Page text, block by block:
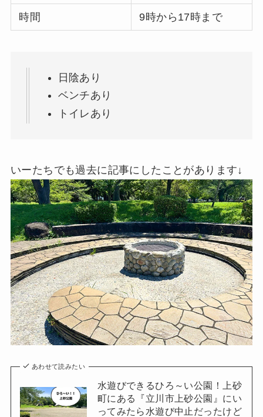
時間 9時から17時まで
日陰あり
ベンチあり
トイレあり
いーたちでも過去に記事にしたことがあります↓
あわせて読みたい
水遊びできるひろ～い公園！上砂
町にある『立川市上砂公園』にい
ってみたら水遊び中止だったけど